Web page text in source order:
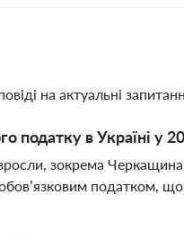
на актуальні
податку в Україні у
зокрема
податком, що